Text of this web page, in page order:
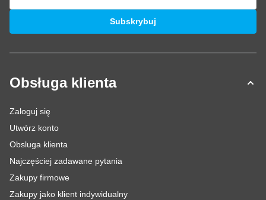
Adres e-mail
Subskrybuj
Obsługa klienta
Zaloguj się
Utwórz konto
Obsluga klienta
Najczęściej zadawane pytania
Zakupy firmowe
Zakupy jako klient indywidualny